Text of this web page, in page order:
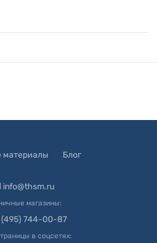
материалы Блог
info@thsm.ru
магазины:
(495) 744-00-87
в соцсетях: